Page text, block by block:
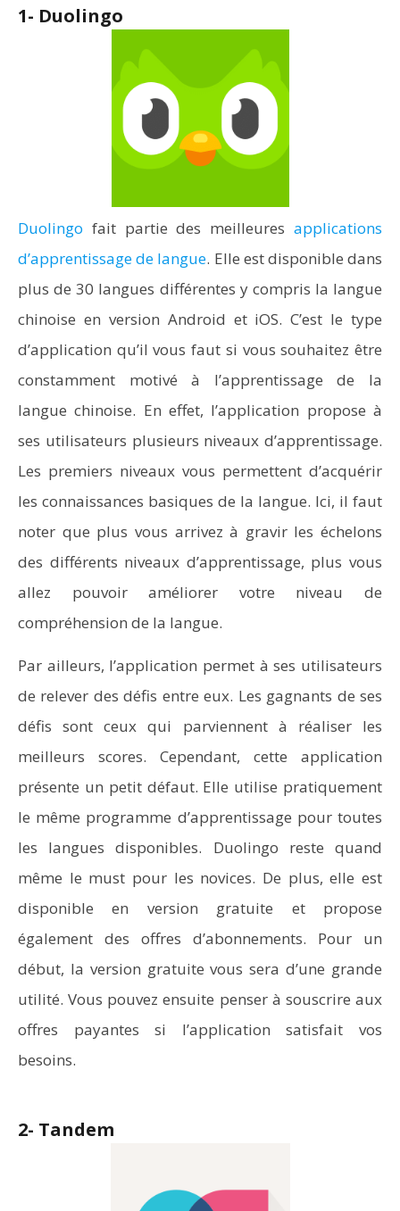
1- Duolingo
Duolingo fait partie des meilleures applications
d’apprentissage de langue. Elle est disponible dans
plus de 30 langues différentes y compris la langue
chinoise en version Android et iOS. C’est le type
d’application qu’il vous faut si vous souhaitez être
constamment motivé à l’apprentissage de la
langue chinoise. En effet, l’application propose à
ses utilisateurs plusieurs niveaux d’apprentissage.
Les premiers niveaux vous permettent d’acquérir
les connaissances basiques de la langue. Ici, il faut
noter que plus vous arrivez à gravir les échelons
des différents niveaux d’apprentissage, plus vous
allez pouvoir améliorer votre niveau de
compréhension de la langue.
Par ailleurs, l’application permet à ses utilisateurs
de relever des défis entre eux. Les gagnants de ses
défis sont ceux qui parviennent à réaliser les
meilleurs scores. Cependant, cette application
présente un petit défaut. Elle utilise pratiquement
le même programme d’apprentissage pour toutes
les langues disponibles. Duolingo reste quand
même le must pour les novices. De plus, elle est
disponible en version gratuite et propose
également des offres d’abonnements. Pour un
début, la version gratuite vous sera d’une grande
utilité. Vous pouvez ensuite penser à souscrire aux
offres payantes si l’application satisfait vos
besoins.
2- Tandem